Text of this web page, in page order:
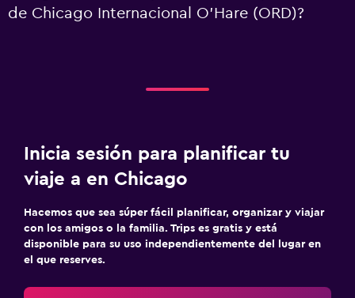
de Chicago Internacional O'Hare (ORD)?
Inicia sesión para planificar tu
viaje a en Chicago
Hacemos que sea súper fácil planificar, organizar y viajar
con los amigos o la familia. Trips es gratis y está
disponible para su uso independientemente del lugar en
el que reserves.